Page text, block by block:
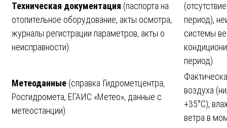
Техническая документация (паспорта на
отопительное оборудование, акты осмотра,
журналы регистрации параметров, акты о
неисправности).
период),
системы
период).
Метеоданные (справка Гидрометцентра,
Росгидромета, ЕГАИС «Метео», данные с
метеостанции).
воздуха
+35°C),
ветра в